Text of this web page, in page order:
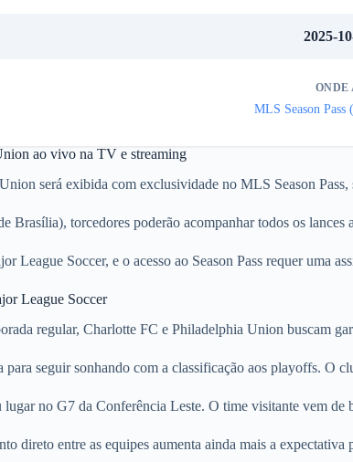
2025-
ONDE
MLS Season
ao vivo na TV e streaming
será exibida com exclusividade no MLS Season
Brasília), torcedores poderão acompanhar todos os
League Soccer, e o acesso ao Season Pass requer uma
League Soccer
regular, Charlotte FC e Philadelphia Union buscam
seguir sonhando com a classificação aos playoffs. O
no G7 da Conferência Leste. O time visitante vem de
direto entre as equipes aumenta ainda mais a expectativa